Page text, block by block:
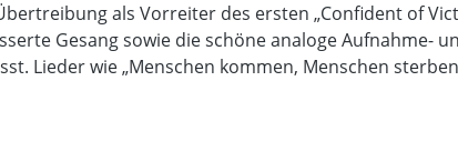
als Vorreiter des ersten „Confident of
Gesang sowie die schöne analoge Aufnahme-
Lieder wie „Menschen kommen, Menschen